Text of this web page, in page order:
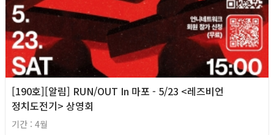
[190호][알림] RUN/OUT In 마포 - 5/23 <레즈비언
정치도전기> 상영회
기간 : 4월